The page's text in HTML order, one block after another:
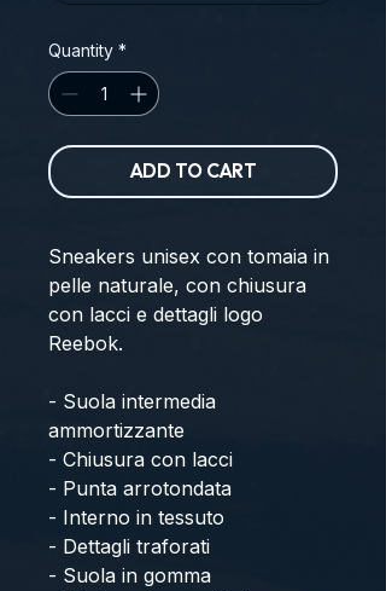
Quantity *
ADD TO CART
Sneakers unisex con tomaia in
pelle naturale, con chiusura
con lacci e dettagli logo
Reebok.
- Suola intermedia
ammortizzante
- Chiusura con lacci
- Punta arrotondata
- Interno in tessuto
- Dettagli traforati
- Suola in gomma